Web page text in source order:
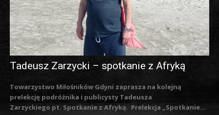
Tadeusz Zarzycki – spotkanie z Afryką
Towarzystwo Miłośników Gdyni zaprasza na kolejną
prelekcję podróżnika i publicysty Tadeusza
Zarzyckiego pt. Spotkanie z Afryką. Prelekcja „Spotkanie...